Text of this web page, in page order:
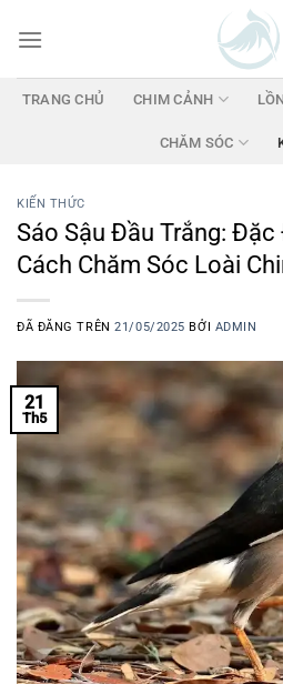
đến
dungTRANG CHỦ CHIM CẢNH
CHĂM SÓC
KIẾN THỨC
Sáo Sậu Đầu Trắng: Đặc
Cách Chăm Sóc Loài
ĐÃ ĐĂNG TRÊN21/05/2025 BỞI ADMIN
21
Th5